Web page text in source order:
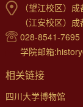
（望江校区）
（江安校区）
028-8541-7695
学院邮箱
相关链接
四川大学博物馆